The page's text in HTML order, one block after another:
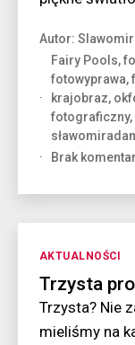
Autor:
Fairy Pools,
fotowyprawa,
krajobraz,
fotograficzny,
Brak
Kategorie
AKTUALNOŚCI
Trzysta
Trzysta? Nie
mieliśmy na